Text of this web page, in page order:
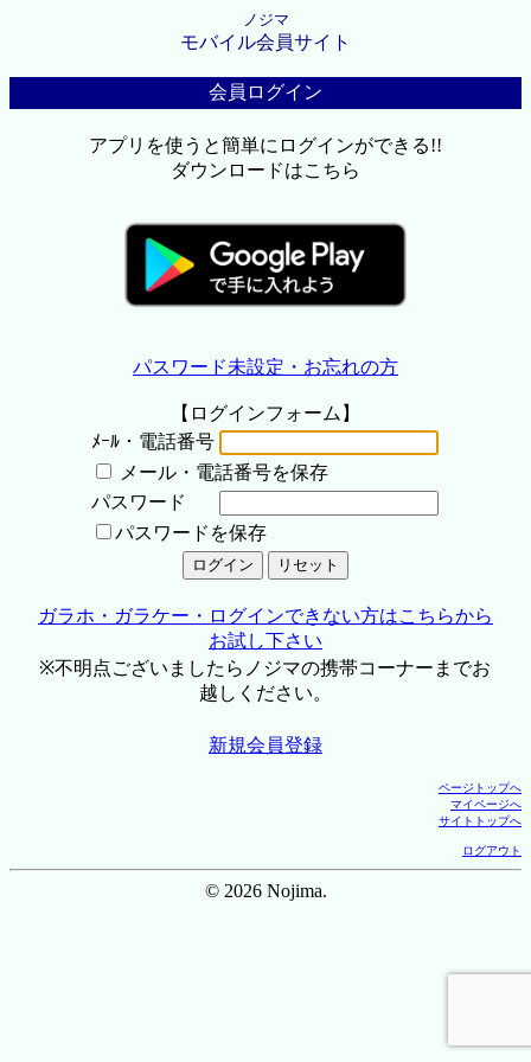
ノジマ
モバイル会員サイト
会員ログイン
アプリを使うと簡単にログインができる!!
ダウンロードはこちら
パスワード未設定・お忘れの方
【ログインフォーム】
ﾒｰﾙ・電話番号
メール・電話番号を保存
パスワード
パスワードを保存
ガラホ・ガラケー・ログインできない方はこちらから
お試し下さい
※不明点ございましたらノジマの携帯コーナーまでお
越しください。
新規会員登録
ページトップへ
マイページへ
サイトトップへ
ログアウト
© 2026 Nojima.